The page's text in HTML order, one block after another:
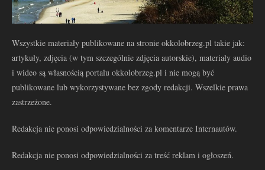
Wszystkie materiały publikowane na stronie okkolobrzeg.pl takie jak:
artykuły, zdjęcia (w tym szczególnie zdjęcia autorskie), materiały audio
i wideo są własnością portalu okkolobrzeg.pl i nie mogą być
publikowane lub wykorzystywane bez zgody redakcji. Wszelkie prawa
zastrzeżone.
Redakcja nie ponosi odpowiedzialności za komentarze Internautów.
Redakcja nie ponosi odpowiedzialności za treść reklam i ogłoszeń.